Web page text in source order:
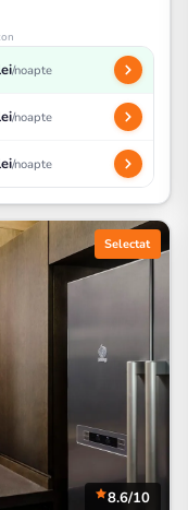
/noapte
/noapte
/noapte
Selectat
8.6/10